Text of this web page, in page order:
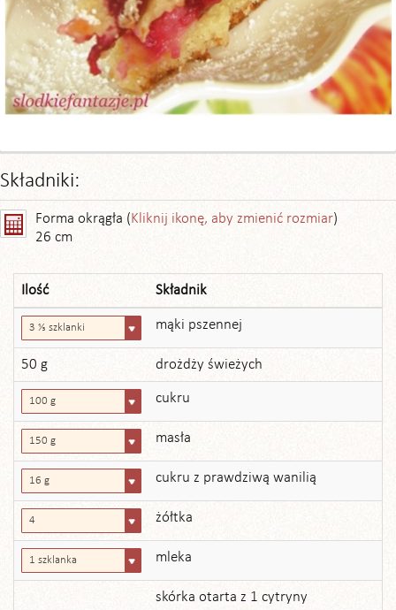
Składniki:
Forma okrągła (Kliknij ikonę, aby zmienić rozmiar)
26 cm
Ilość Składnik
3 ⅓ szklanki mąki pszennej
50 g drożdży świeżych
100 g cukru
150 g masła
16 g cukru z prawdziwą wanilią
4 żółtka
1 szklanka mleka
skórka otarta z 1 cytryny